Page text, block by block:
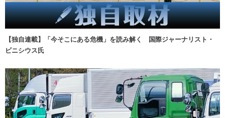
【独自連載】「今そこにある危機」を読み解く 国際ジャーナリスト・
ビニシウス氏